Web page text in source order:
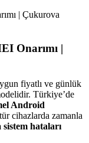
Onarımı |
fiyatlı ve günlük
Türkiye’de
Android
cihazlarda zamanla
hataları